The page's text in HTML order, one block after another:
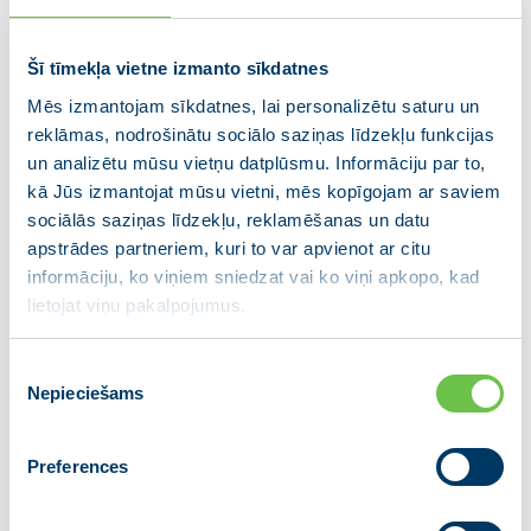
Šī tīmekļa vietne izmanto sīkdatnes
Mēs izmantojam sīkdatnes, lai personalizētu saturu un
reklāmas, nodrošinātu sociālo saziņas līdzekļu funkcijas
un analizētu mūsu vietņu datplūsmu. Informāciju par to,
kā Jūs izmantojat mūsu vietni, mēs kopīgojam ar saviem
sociālās saziņas līdzekļu, reklamēšanas un datu
apstrādes partneriem, kuri to var apvienot ar citu
informāciju, ko viņiem sniedzat vai ko viņi apkopo, kad
lietojat viņu pakalpojumus.
izvēle
Nepieciešams
Preferences
kvalitātes kontroles pārbaudi zvērinātu revidentu
sniegtajai informācijai, pašvaldībai ir ilglaicīga
sadarbība ar SIA “Auditorfirma Šķibele un partneri”.
Tāpat FM informēs valdību par ārkārtējo finanšu
situāciju pašvaldībā un konstatētajiem pārkāpumiem
budžeta plānošanā. Vienlaikus, izprotot situācijas
nopietnību, no kuras nevar ciest pašvaldībā
strādājošie un Rēzeknes valstspilsētas iedzīvotāji,
tiks piedāvāti risinājumi iespējamajām darbībām
kas ļaus labāk apzināt patieso finanšu situāciju
Ja pašvaldība nav gatava konstruktīvi sadarboties un